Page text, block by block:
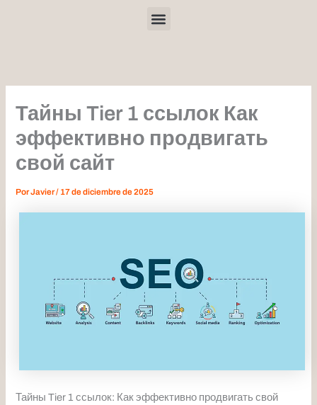
Menu
Тайны Tier 1 ссылок Как
эффективно продвигать
свой сайт
PorJavier/ 17 de diciembre de 2025
Тайны Tier 1 ссылок: Как эффективно продвигать свой